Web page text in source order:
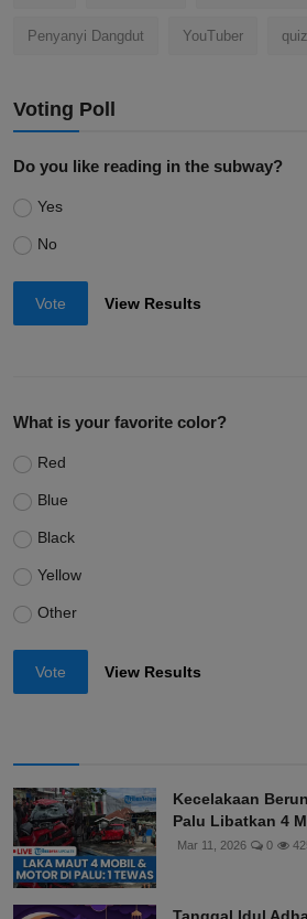
Penyanyi Dangdut YouTuber quiz
Voting Poll
Do you like reading in the subway?
Yes
No
Vote View Results
What is your favorite color?
Red
Blue
Black
Yellow
Other
Vote View Results
Kecelakaan
Palu Libatkan 4
Mar 11, 2026 0